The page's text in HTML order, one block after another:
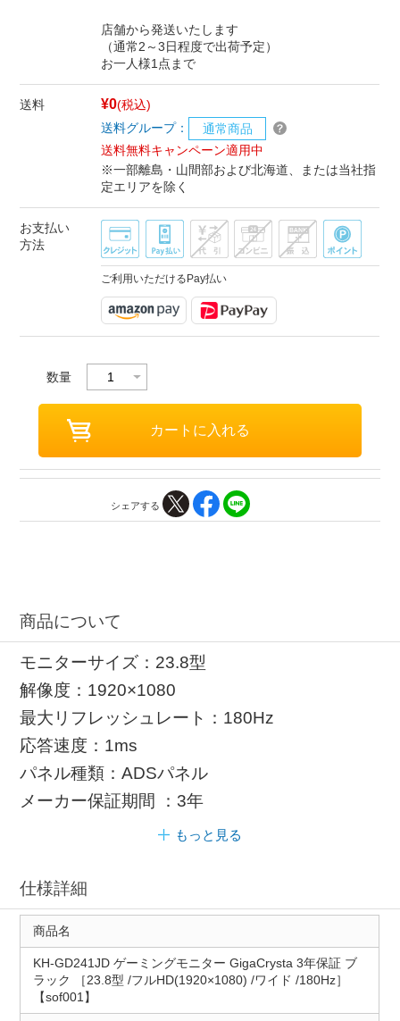
店舗から発送いたします
（通常2～3日程度で出荷予定）
お一人様1点まで
送料 ¥0(税込)
送料グループ：
通常商品
送料無料キャンペーン適用中
※一部離島・山間部および北海道、または当社指
定エリアを除く
お支払い
方法
ご利用いただけるPay払い
数量
シェアする
商品について
モニターサイズ：23.8型
解像度：1920×1080
最大リフレッシュレート：180Hz
応答速度：1ms
パネル種類：ADSパネル
メーカー保証期間 ：3年
もっと見る
仕様詳細
商品名
KH-GD241JD ゲーミングモニター GigaCrysta 3年保証 ブ
ラック ［23.8型 /フルHD(1920×1080) /ワイド /180Hz］
【sof001】